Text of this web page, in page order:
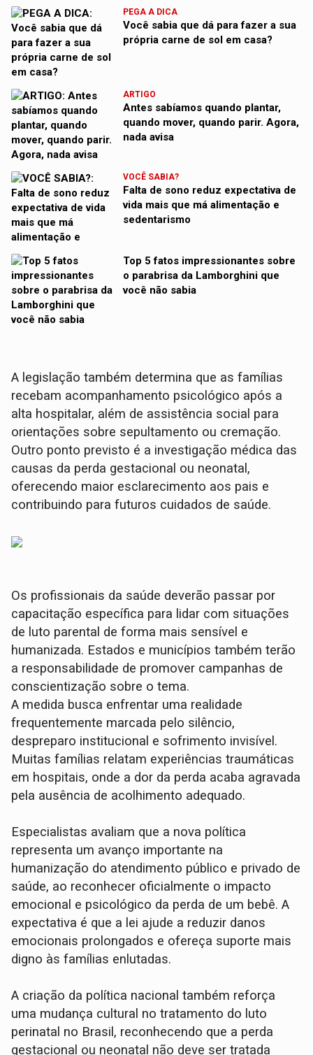
PEGA A DICA
Você sabia que dá para fazer a sua
própria carne de sol em casa?
ARTIGO
Antes sabíamos quando plantar,
quando mover, quando parir. Agora,
nada avisa
VOCÊ SABIA?
Falta de sono reduz expectativa de
vida mais que má alimentação e
sedentarismo
Top 5 fatos impressionantes sobre
o parabrisa da Lamborghini que
você não sabia
A legislação também determina que as famílias
recebam acompanhamento psicológico após a
alta hospitalar, além de assistência social para
orientações sobre sepultamento ou cremação.
Outro ponto previsto é a investigação médica das
causas da perda gestacional ou neonatal,
oferecendo maior esclarecimento aos pais e
contribuindo para futuros cuidados de saúde.
Os profissionais da saúde deverão passar por
capacitação específica para lidar com situações
de luto parental de forma mais sensível e
humanizada. Estados e municípios também terão
a responsabilidade de promover campanhas de
conscientização sobre o tema.
A medida busca enfrentar uma realidade
frequentemente marcada pelo silêncio,
despreparo institucional e sofrimento invisível.
Muitas famílias relatam experiências traumáticas
em hospitais, onde a dor da perda acaba agravada
pela ausência de acolhimento adequado.
Especialistas avaliam que a nova política
representa um avanço importante na
humanização do atendimento público e privado de
saúde, ao reconhecer oficialmente o impacto
emocional e psicológico da perda de um bebê. A
expectativa é que a lei ajude a reduzir danos
emocionais prolongados e ofereça suporte mais
digno às famílias enlutadas.
A criação da política nacional também reforça
uma mudança cultural no tratamento do luto
perinatal no Brasil, reconhecendo que a perda
gestacional ou neonatal não deve ser tratada